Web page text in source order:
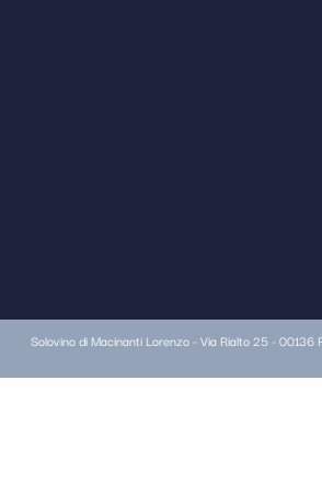
Solovino di Macinanti Lorenzo - Via Rialto 25 -